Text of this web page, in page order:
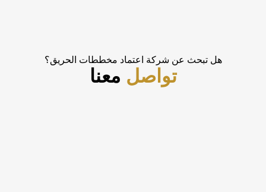
هل تبحث عن شركة اعتماد مخططات الحريق؟
تواصل معنا